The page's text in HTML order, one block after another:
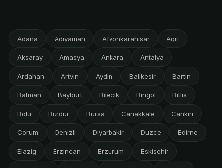
Adana Adiyaman Afyonkarahisar Agri
Aksaray Amasya Ankara Antalya
Ardahan Artvin Aydin Balikesir Bartin
Batman Bayburt Bilecik Bingol Bitlis
Bolu Burdur Bursa Canakkale Cankiri
Corum Denizli Diyarbakir Duzce Edirne
Elazig Erzincan Erzurum Eskisehir